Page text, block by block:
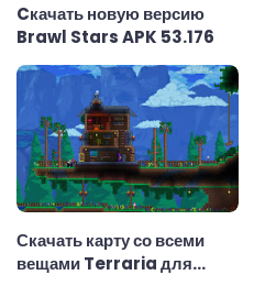
Cкачать новую версию
Brawl Stars APK 53.176
Скачать карту со всеми
вещами Terraria для